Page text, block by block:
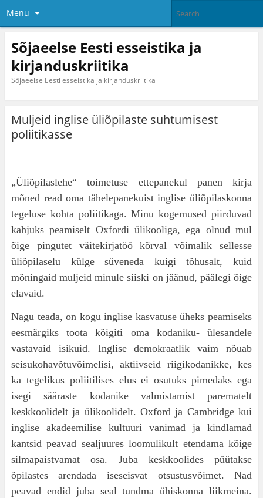
Menu
Sõjaeelse Eesti esseistika ja
kirjanduskriitika
Sõjaeelse Eesti esseistika ja kirjanduskriitika
Muljeid inglise üliõpilaste suhtumisest
poliitikasse
„Üliõpilaslehe“ toimetuse ettepanekul panen kirja
mõned read oma tähelepanekuist inglise üli­õpilaskonna
tegeluse kohta poliitikaga. Minu ko­gemused piirduvad
kahjuks peamiselt Oxfordi ülikooliga, ega olnud mul
õige pingutet väitekirjatöö kõrval võimalik sellesse
üliõpilaselu külge süveneda kuigi tõhusalt, kuid
mõningaid muljeid minule siiski on jäänud, päälegi õige
elavaid.
Nagu teada, on kogu inglise kasvatuse üheks peamiseks
eesmärgiks toota kõigiti oma kodaniku- ülesandele
vastavaid isikuid. Inglise demokraat­lik vaim nõuab
seisukohavõtuvõimelisi, aktiivseid riigikodanikke, kes
ka tegelikus poliitilises elus ei osutuks pimedaks ega
isegi sääraste kodanike valmistamist parematelt
keskkooli­delt ja ülikoolidelt. Oxford ja Cambridge kui
ing­lise akadeemilise kultuuri vanimad ja kindlamad
kantsid peavad sealjuures loomulikult etendama kõige
silmapaistvamat osa. Juba keskkoolides püütakse
õpilastes arendada iseseisvat otsustus­võimet. Nad
peavad endid juba seal tundma ühiskonna liikmeina.